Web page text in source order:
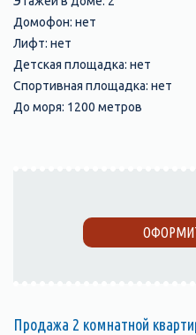
Домофон: нет
Лифт: нет
Детская площадка: нет
Спортивная площадка: нет
До моря: 1200 метров
Продажа 2 комнатной